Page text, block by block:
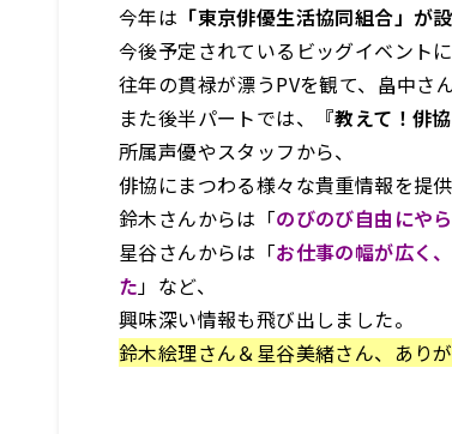
今年は 「東京俳優生活協同組合」が
今後予定されているビッグイベント
往年の貫禄が漂うPVを観て、畠中さ
また後半パートでは、
『教えて！俳
所属声優やスタッフから、
俳協にまつわる様々な貴重情報を提
鈴木さんからは「のびのび自由にや
星谷さんからは「お仕事の幅が広く
た 」など、
興味深い情報も飛び出しました。
鈴木絵理さん＆星谷美緒さん、あり